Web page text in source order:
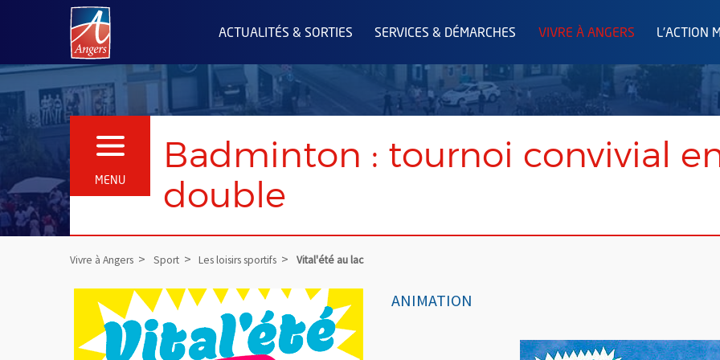
Angers.fr : Retour à l'accueil
ACTUALITÉS & SORTIES SERVICES & DÉMARCHES VIVRE À ANGERS L'ACTION
MENU
OUVRIR LE MENU
Badminton : tournoi convivial
double
Vivre à Angers Sport Les loisirs sportifs Vital'été au lac
ANIMATION